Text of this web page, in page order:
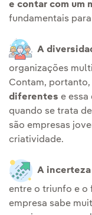
e contar com um
fundamentais
A
organizações
Contam, portanto,
diferentes e
quando se trata
são empresas
criatividade.
A incerteza
entre o triunfo e o
empresa sabe